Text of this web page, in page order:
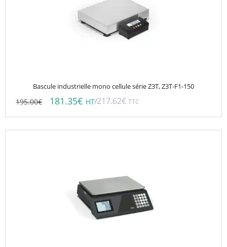
Bascule industrielle mono cellule série Z3T, Z3T-F1-150
195.00€ 181.35€ HT/217.62€ TTC